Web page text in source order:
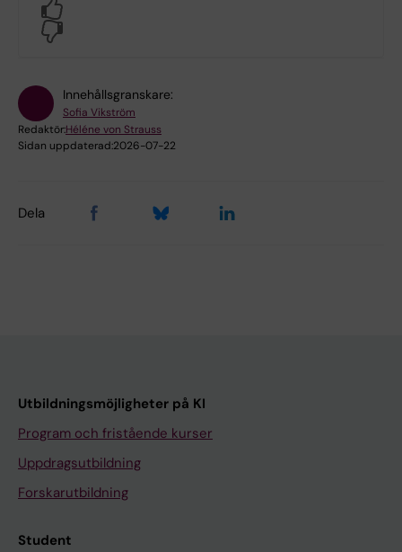
Innehållsgranskare:
Sofia Vikström
Redaktör:Héléne von Strauss
Sidan uppdaterad:2026-07-22
Dela
Utbildningsmöjligheter på KI
Program och fristående kurser
Uppdragsutbildning
Forskarutbildning
Student